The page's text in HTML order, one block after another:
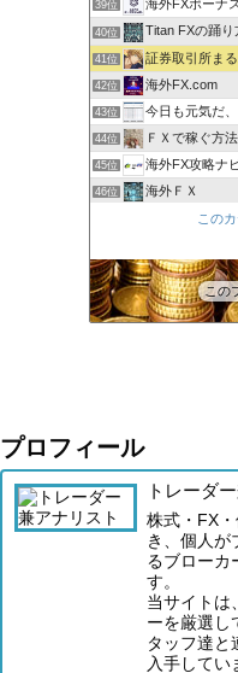
39位 海外FXボーナ
40位 Titan FXの踊
41位 証券取引所ま
42位 海外FX.com
43位 今日も元気だ
44位 ＦＸで稼ぐ方法
45位 海外FX攻略ナ
46位 海外ＦＸ
XM口座開設方
この
この
プロフィール
トレーダ
株式・FX
き、個人が
るブローカ
す。
当サイトは
ーを厳選し
タッフ達と
入手してい